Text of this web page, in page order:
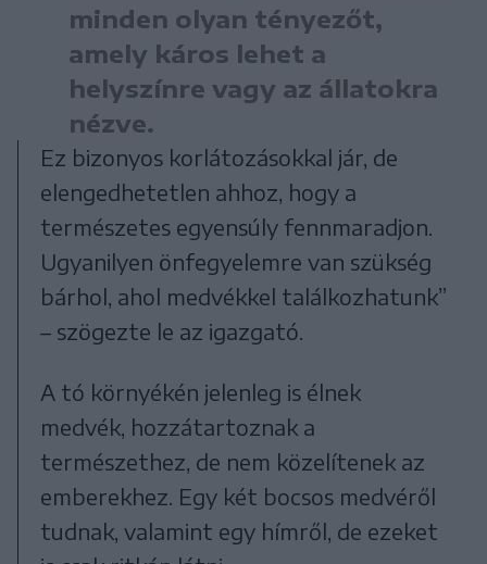
minden olyan tényezőt,
amely káros lehet a
helyszínre vagy az állatokra
nézve.
Ez bizonyos korlátozásokkal jár, de
elengedhetetlen ahhoz, hogy a
természetes egyensúly fennmaradjon.
Ugyanilyen önfegyelemre van szükség
bárhol, ahol medvékkel találkozhatunk”
– szögezte le az igazgató.
A tó környékén jelenleg is élnek
medvék, hozzátartoznak a
természethez, de nem közelítenek az
emberekhez. Egy két bocsos medvéről
tudnak, valamint egy hímről, de ezeket